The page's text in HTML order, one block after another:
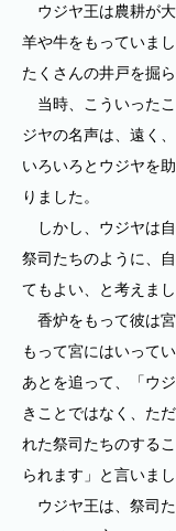
ウジヤ王は農耕が
羊や牛をもっていま
たくさんの井戸を掘ら
当時、こういった
ジヤの名声は、遠く
いろいろとウジヤを
りました。
しかし、ウジヤは自
祭司たちのように、
てもよい、と考えまし
香炉をもって彼は
もって宮にはいって
あとを追って、「ウ
きことではなく、た
れた祭司たちのする
られます」と言いまし
ウジヤ王は、祭司